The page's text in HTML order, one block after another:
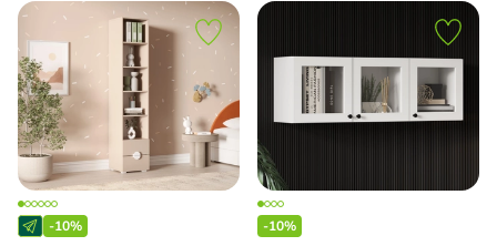
-10% -10%